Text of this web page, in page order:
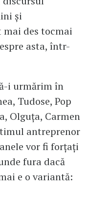
și
des tocmai
asta, într-
i urmărim în
Tudose, Pop
Olguța, Carmen
antreprenor
vor fi forțați
fura dacă
e o variantă: